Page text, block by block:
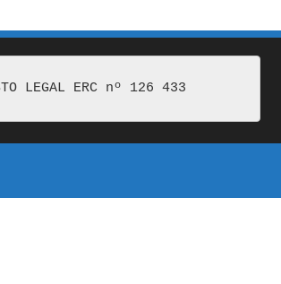
LEGAL ERC nº 126 433